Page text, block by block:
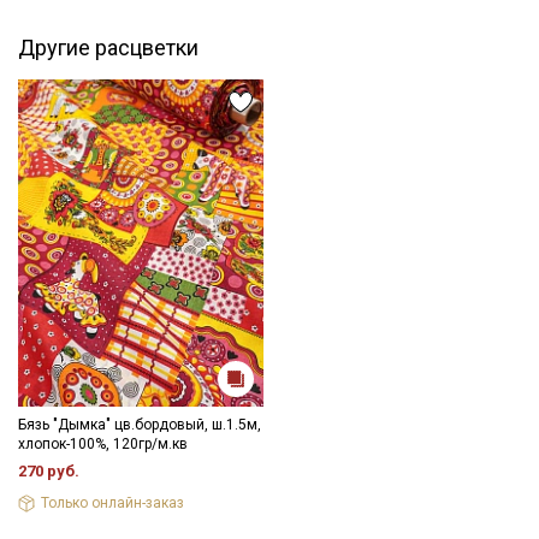
- гладить, используя умеренный режим.
Цветопередача (тон) может отличаться от оригинального
цвета ткани в зависимости от настроек вашего монитора и в
зависимости от партии.
Другие расцветки
Бязь "Дымка" цв.бордовый, ш.1.5м,
хлопок-100%, 120гр/м.кв
270 руб.
Только онлайн-заказ